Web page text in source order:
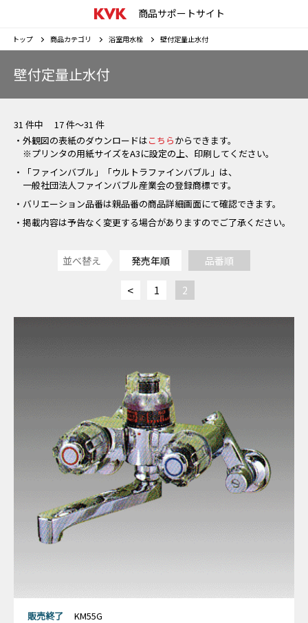
商品サポートサイト
トップ 商品カテゴリ 浴室用水栓 壁付定量止水付
壁付定量止水付
31 件中 17 件～31 件
・外観図の表紙のダウンロードはこちらからできます。
※プリンタの用紙サイズをA3に設定の上、印刷してください。
・「ファインバブル」「ウルトラファインバブル」は、
一般社団法人ファインバブル産業会の登録商標です。
・バリエーション品番は親品番の商品詳細画面にて確認できます。
・掲載内容は予告なく変更する場合がありますのでご了承ください。
並べ替え 発売年順 品番順
< 1 2
販売終了 KM55G